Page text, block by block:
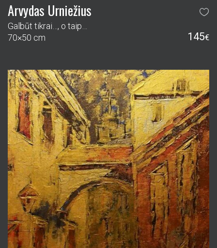
Arvydas Urniežius
Galbūt tikrai…, o taip…
70×50 cm
145€